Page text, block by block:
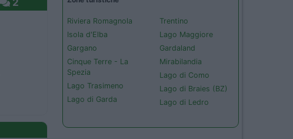
2
Riviera Romagnola
Isola d'Elba
Gargano
Cinque Terre - La
Spezia
Lago Trasimeno
Lago di Garda
Trentino
Lago Maggiore
Gardaland
Mirabilandia
Lago di Como
Lago di Braies (BZ)
Lago di Ledro